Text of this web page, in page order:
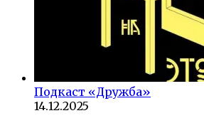
Подкаст «Дружба»
14.12.2025